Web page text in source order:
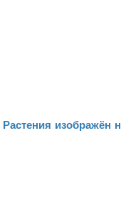
изображён